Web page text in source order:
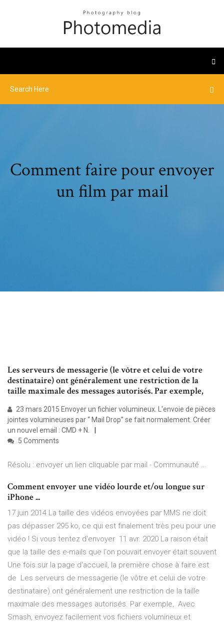
Comment faire pour envoyer
un film par mail
Les serveurs de messagerie (le vôtre et celui de votre
destinataire) ont généralement une restriction de la
taille maximale des messages autorisés. Par exemple,
23 mars 2015 Envoyer un fichier volumineux. L'envoie de pièces
jointes volumineuses par “ Mail Drop” se fait normalement. Créer
un nouvel email : CMD + N.
5 Comments
Résolu : envoyer un lien cliquable par mail - Communauté ...
Comment envoyer une vidéo lourde et/ou longue sur
iPhone ...
17 juin 2014 La taille des vidéos envoyées par MMS ne doit
pas dépasser 295 ko, ce qui est finalement très peu pour une
vidéo ! Si vous tentez d'envoyer 11 avr. 2020 La raison était
que la taille des e-mails que l'on pouvait envoyer était souvent
Une fois sur la page d'accueil, la première chose à faire est
de Les serveurs de messagerie (le vôtre et celui de votre
destinataire) ont généralement une restriction de la taille
maximale des messages autorisés. Par exemple, Avec
Smash, envoyez facilement vos fichiers volumineux et